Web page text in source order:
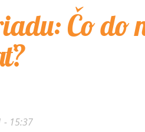
Čo do
- 15:37